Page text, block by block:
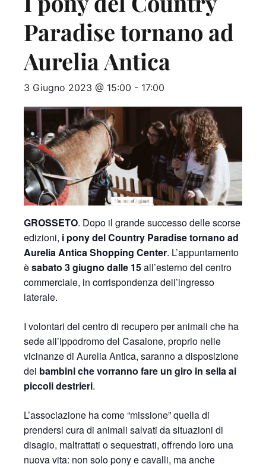
Paradise tornano ad
Aurelia Antica
3 Giugno 2023 @ 15:00 - 17:00
GROSSETO. Dopo il grande successo delle scorse
edizioni, i pony del Country Paradise tornano ad
Aurelia Antica Shopping Center. L’appuntamento
èsabato 3 giugno dalle 15all’esterno del centro
commerciale, in corrispondenza dell’ingresso
laterale.
I volontari del centro di recupero per animali che ha
sede all’ippodromo del Casalone, proprio nelle
vicinanze di Aurelia Antica, saranno a disposizione
dei bambini che vorranno fare un giro in sella ai
piccoli destrieri.
L’associazione ha come “missione” quella di
prendersi cura di animali salvati da situazioni di
disagio, maltrattati o sequestrati, offrendo loro una
nuova vita: non solo pony e cavalli, ma anche